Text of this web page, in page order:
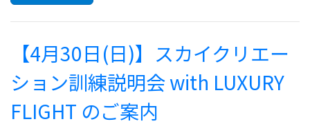
【4月30日(日)】スカイクリエー
ション訓練説明会 with LUXURY
FLIGHT のご案内